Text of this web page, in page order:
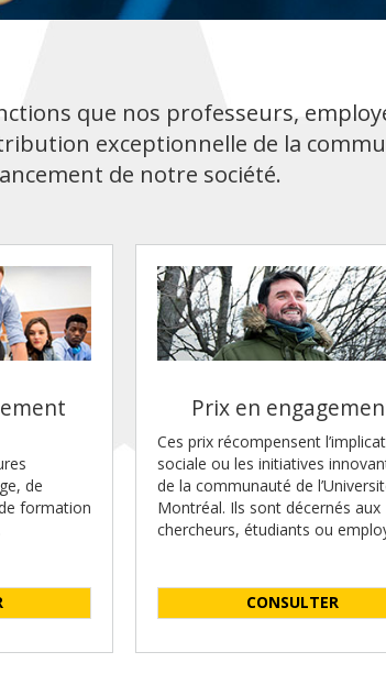
que nos professeurs,
exceptionnelle de la
de notre société.
de
formation
Prix en
Ces prix récompensent
sociale ou les initiatives
de la communauté de
Montréal. Ils sont décernés aux
chercheurs, étudiants ou
CONSULTER